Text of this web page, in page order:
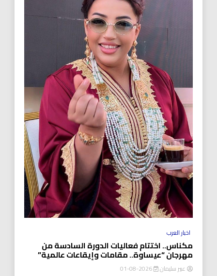
اخبار العرب
مكناس.. اختتام فعاليات الدورة السادسة من
مهرجان “عيساوة.. مقامات وإيقاعات عالمية”
عبير سليمان 2026-08-01